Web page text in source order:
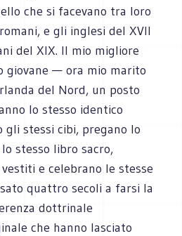
che si facevano tra loro
e gli inglesi del XVII
del XIX. Il mio migliore
giovane — ora mio marito
del Nord, un posto
lo stesso identico
gli stessi cibi, pregano lo
stesso libro sacro,
e celebrano le stesse
quattro secoli a farsi la
dottrinale
che hanno lasciato